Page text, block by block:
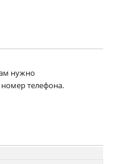
нужно
телефона.